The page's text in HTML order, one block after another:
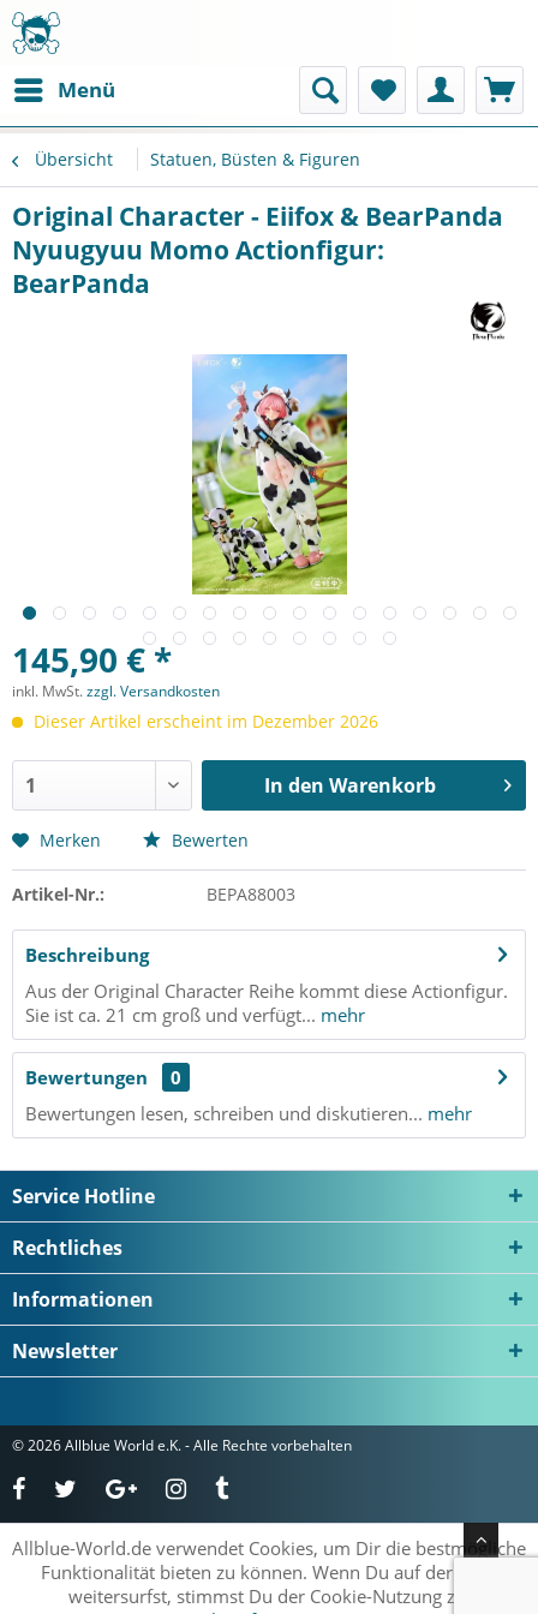
Menü
Übersicht Statuen, Büsten & Figuren
Original Character - Eiifox & BearPanda
Nyuugyuu Momo Actionfigur:
BearPanda
145,90 € *
inkl. MwSt.zzgl. Versandkosten
Dieser Artikel erscheint im Dezember 2026
In den Warenkorb
Merken Bewerten
Artikel-Nr.: BEPA88003
Beschreibung
Aus der Original Character Reihe kommt diese Actionfigur.
Sie ist ca. 21 cm groß und verfügt... mehr
Bewertungen
0
Bewertungen lesen, schreiben und diskutieren... mehr
Service Hotline
Rechtliches
Informationen
Newsletter
© 2026 Allblue World e.K. - Alle Rechte vorbehalten
Allblue-World.de verwendet Cookies, um Dir die bestmögliche
Funktionalität bieten zu können. Wenn Du auf der Seite
weitersurfst, stimmst Du der Cookie-Nutzung zu.